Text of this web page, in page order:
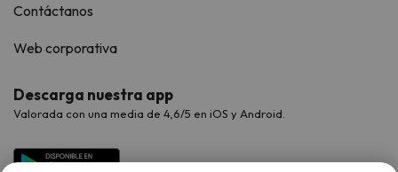
Contáctanos
Web corporativa
Descarga nuestra app
Valorada con una media de 4,6/5 en iOS y Android.